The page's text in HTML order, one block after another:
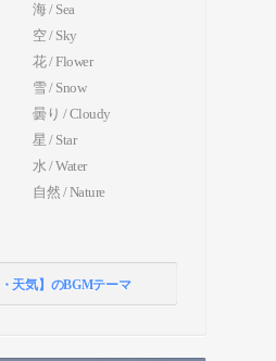
海 / Sea
空 / Sky
花 / Flower
雪 / Snow
曇り / Cloudy
星 / Star
水 / Water
自然 / Nature
・天気】のBGMテーマ